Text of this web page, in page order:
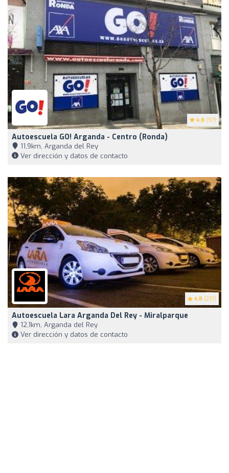
4.8 (97)
Autoescuela GO! Arganda - Centro (Ronda)
11,9km, Arganda del Rey
Ver dirección y datos de contacto
4.8 (231)
Autoescuela Lara Arganda Del Rey - Miralparque
12,1km, Arganda del Rey
Ver dirección y datos de contacto